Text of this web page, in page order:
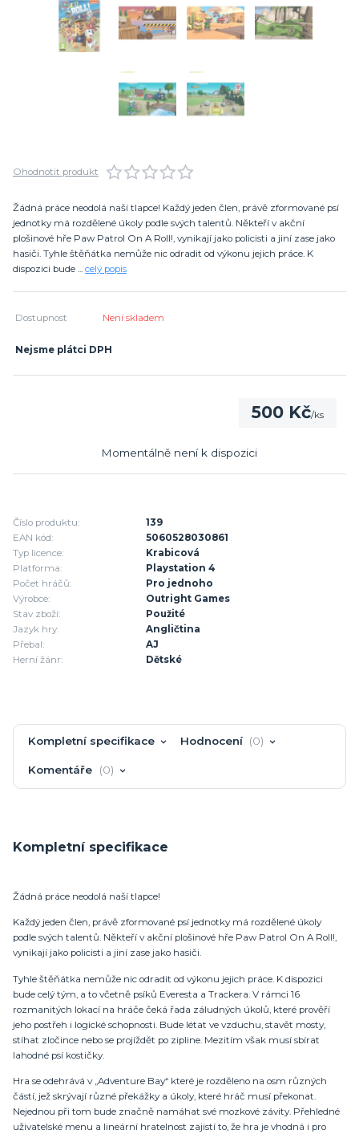
Ohodnotit produkt
Žádná práce neodolá naší tlapce! Každý jeden člen, právě zformované psí
jednotky má rozdělené úkoly podle svých talentů. Někteří v akční
plošinové hře Paw Patrol On A Roll!, vynikají jako policisti a jiní zase jako
hasiči. Tyhle štěňátka nemůže nic odradit od výkonu jejich práce. K
dispozici bude ... celý popis
Dostupnost Není skladem
Nejsme plátci DPH
500 Kč/ks
Momentálně není k dispozici
Číslo produktu:
139
EAN kód:
5060528030861
Typ licence:
Krabicová
Platforma:
Playstation 4
Počet hráčů:
Pro jednoho
Výrobce:
Outright Games
Stav zboží:
Použité
Jazyk hry:
Angličtina
Přebal:
AJ
Herní žánr:
Dětské
Kompletní specifikace Hodnocení 0
Komentáře 0
Kompletní specifikace
Žádná práce neodolá naší tlapce!
Každý jeden člen, právě zformované psí jednotky má rozdělené úkoly
podle svých talentů. Někteří v akční plošinové hře Paw Patrol On A Roll!,
vynikají jako policisti a jiní zase jako hasiči.
Tyhle štěňátka nemůže nic odradit od výkonu jejich práce. K dispozici
bude celý tým, a to včetně psíků Everesta a Trackera. V rámci 16
rozmanitých lokací na hráče čeká řada záludných úkolů, které prověří
jeho postřeh i logické schopnosti. Bude létat ve vzduchu, stavět mosty,
stíhat zločince nebo se projíždět po zipline. Mezitím však musí sbírat
lahodné psí kostičky.
Hra se odehrává v „Adventure Bay“ které je rozděleno na osm různých
částí, jež skrývají různé překážky a úkoly, které hráč musí překonat.
Nejednou při tom bude značně namáhat své mozkové závity. Přehledné
uživatelské menu a lineární hratelnost zajistí to, že hra je vhodná i pro